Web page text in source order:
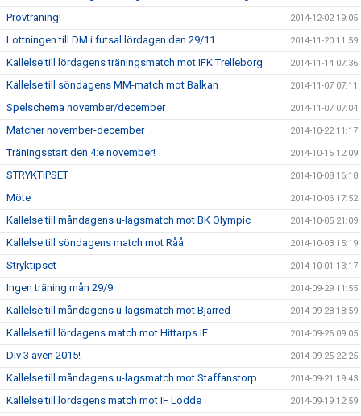
Provträning! 2014-12-02 19:05
Lottningen till DM i futsal lördagen den 29/11 2014-11-20 11:59
Kallelse till lördagens träningsmatch mot IFK Trelleborg 2014-11-14 07:36
Kallelse till söndagens MM-match mot Balkan 2014-11-07 07:11
Spelschema november/december 2014-11-07 07:04
Matcher november-december 2014-10-22 11:17
Träningsstart den 4:e november! 2014-10-15 12:09
STRYKTIPSET 2014-10-08 16:18
Möte 2014-10-06 17:52
Kallelse till måndagens u-lagsmatch mot BK Olympic 2014-10-05 21:09
Kallelse till söndagens match mot Råå 2014-10-03 15:19
Stryktipset 2014-10-01 13:17
Ingen träning mån 29/9 2014-09-29 11:55
Kallelse till måndagens u-lagsmatch mot Bjärred 2014-09-28 18:59
Kallelse till lördagens match mot Hittarps IF 2014-09-26 09:05
Div 3 även 2015! 2014-09-25 22:25
Kallelse till måndagens u-lagsmatch mot Staffanstorp 2014-09-21 19:43
Kallelse till lördagens match mot IF Lödde 2014-09-19 12:59